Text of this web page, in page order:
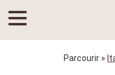
Parcourir »